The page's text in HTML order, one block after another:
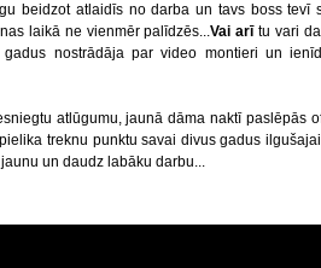
beidzot atlaidīs no darba un tavs boss tevī
laikā ne vienmēr palīdzēs...Vai arītu vari
nostrādāja par video montieri un
atlūgumu, jaunā dāma naktī paslēpās
treknu punktu savai divus gadus
un daudz labāku darbu...